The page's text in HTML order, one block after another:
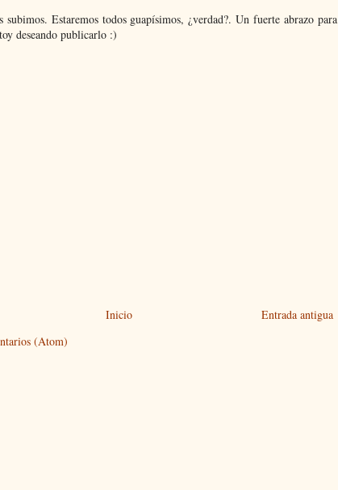
subimos. Estaremos todos guapísimos, ¿verdad?. Un fuerte abrazo para
deseando publicarlo :)
Entrada antigua
Inicio
(Atom)